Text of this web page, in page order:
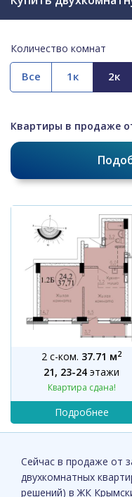
Количество комнат
Все
Сейчас в продаже от
двухкомнатных
решений) в ЖК
Квартиры в продаже
2 с-ком. 37.71 м2
21, 23-24 этажи
Квартира сдана!